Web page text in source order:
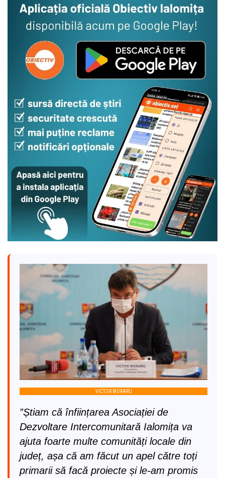
VICTOR MORARU
”Știam că înființarea Asociației de
Dezvoltare Intercomunitară Ialomița va
ajuta foarte multe comunități locale din
județ, așa că am făcut un apel către toți
primarii să facă proiecte și le-am promis